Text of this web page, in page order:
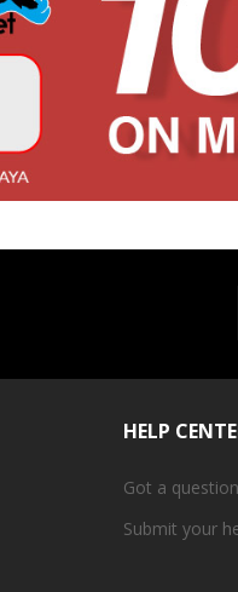
HELP
Got a
Submit your